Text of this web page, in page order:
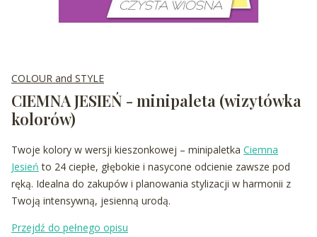
COLOUR and STYLE
CIEMNA JESIEŃ - minipaleta (wizytówka
kolorów)
Twoje kolory w wersji kieszonkowej – minipaletka Ciemna
Jesień to 24 ciepłe, głębokie i nasycone odcienie zawsze pod
ręką. Idealna do zakupów i planowania stylizacji w harmonii z
Twoją intensywną, jesienną urodą.
Przejdź do pełnego opisu